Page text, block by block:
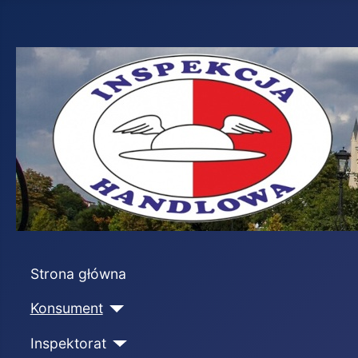
Strona główna
Konsument
Inspektorat